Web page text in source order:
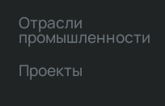
Отрасли
промышленности
Проекты